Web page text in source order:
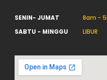
SENIN- JUMAT
8am -
SABTU - MINGGU
LIBUR